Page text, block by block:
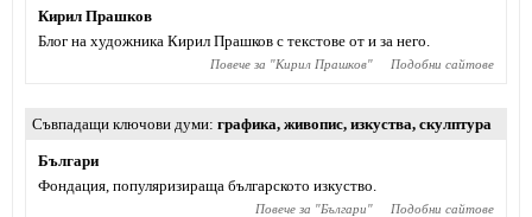
Кирил Прашков
Блог на художника Кирил Прашков с текстове от и за него.
Повече за "Кирил Прашков" Подобни сайтове
Съвпадащи ключови думи графика, живопис, изкуства, скулптура
Българи
Фондация, популяризираща българското изкуство.
Повече за "Българи" Подобни сайтове